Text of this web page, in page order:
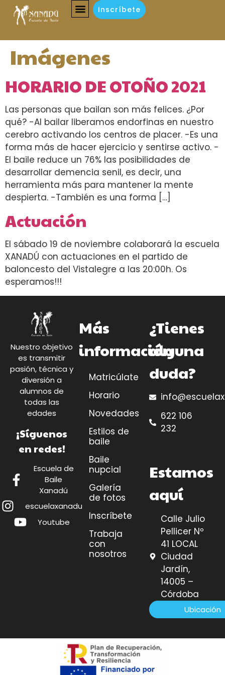
Inscríbete
Imágenes
HORARIO DE OTOÑO 2021
Las personas que bailan son más felices. ¿Por
qué? -Al bailar liberamos endorfinas en nuestro
cerebro activando los centros de placer. -Es una
forma más de hacer ejercicio y sentirse activo. -
El baile reduce un 76% las posibilidades de
desarrollar demencia senil, es decir, una
herramienta más para mantener la mente
despierta. -También es una forma […]
Actuación
El sábado 19 de noviembre colaborará la escuela
XANADÚ con actuaciones en el partido de
baloncesto del Vistalegre a las 20:00h. Os
esperamos!!!
Nuestro objetivo
es transmitir
pasión, técnica y
diversión a
alumnos de
todas las
edades
¡Síguenos
en redes!
Escuela de
Baile
Xanadú
escuelaxanadu
Youtube
Más
información
Matricúlate
Horario
Novedades
Estilos de
baile
Baile
nupcial
Galería
de fotos
Inscríbete
Trabaja
con
nosotros
¿Tienes
alguna
duda?
622 106
232
Estamos
aquí
Calle Julio
Pellicer Nº
41 LOCAL
Ciudad
Jardín,
14005 –
Córdoba
Ubicación